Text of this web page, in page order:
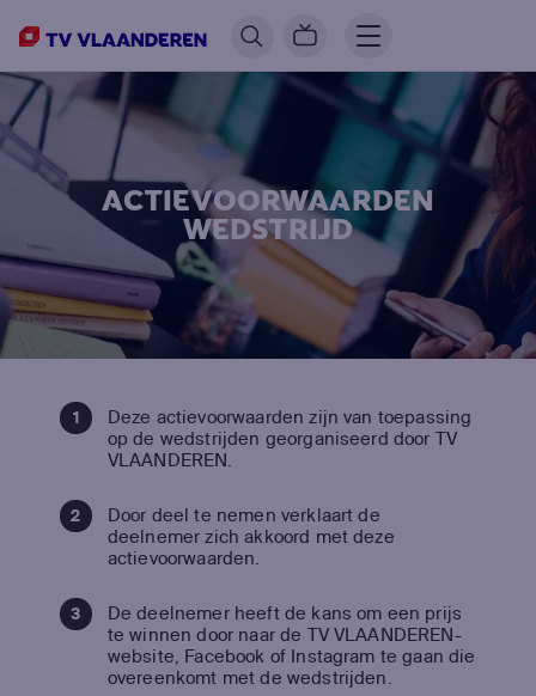
ACTIEVOORWAARDEN
WEDSTRIJD
Deze actievoorwaarden zijn van toepassing
op de wedstrijden georganiseerd door TV
VLAANDEREN.
Door deel te nemen verklaart de
deelnemer zich akkoord met deze
actievoorwaarden.
De deelnemer heeft de kans om een prijs
te winnen door naar de TV VLAANDEREN-
website, Facebook of Instagram te gaan die
overeenkomt met de wedstrijden.